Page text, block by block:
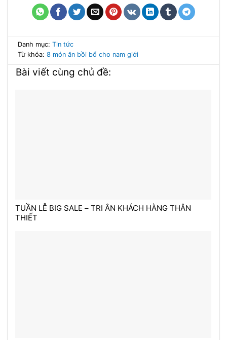
Danh mục: Tin tức
Từ khóa: 8 món ăn bồi bổ cho nam giới
Bài viết cùng chủ đề:
TUẦN LỄ BIG SALE – TRI ÂN KHÁCH HÀNG THÂN
THIẾT